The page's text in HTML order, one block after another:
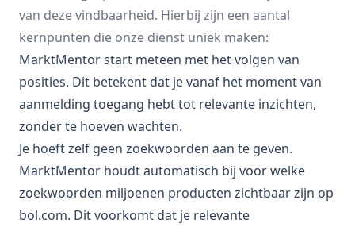
van deze vindbaarheid. Hierbij zijn een aantal
kernpunten die onze dienst uniek maken:
MarktMentor start meteen met het volgen van
posities. Dit betekent dat je vanaf het moment van
aanmelding toegang hebt tot relevante inzichten,
zonder te hoeven wachten.
Je hoeft zelf geen zoekwoorden aan te geven.
MarktMentor houdt automatisch bij voor welke
zoekwoorden miljoenen producten zichtbaar zijn op
bol.com. Dit voorkomt dat je relevante